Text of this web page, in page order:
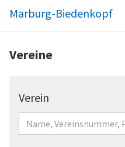
Marburg-Biedenkopf
Vereine
Verein